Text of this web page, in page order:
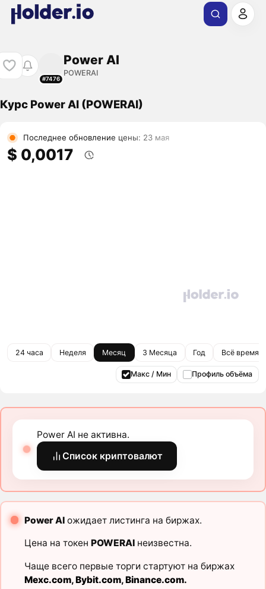
#7476
Power AI
POWERAI
Курс Power AI (POWERAI)
Последнее обновление цены: 23 мая
$ 0,0017
24 часа Неделя Месяц 3 Месяца Год Всё время
Макс / Мин Профиль объёма
Power AI не активна.
Список криптовалют
Power AIожидает листинга на биржах.
Цена на токен POWERAIнеизвестна.
Чаще всего первые торги стартуют на биржах
Mexc.com,Bybit.com,Binance.com.